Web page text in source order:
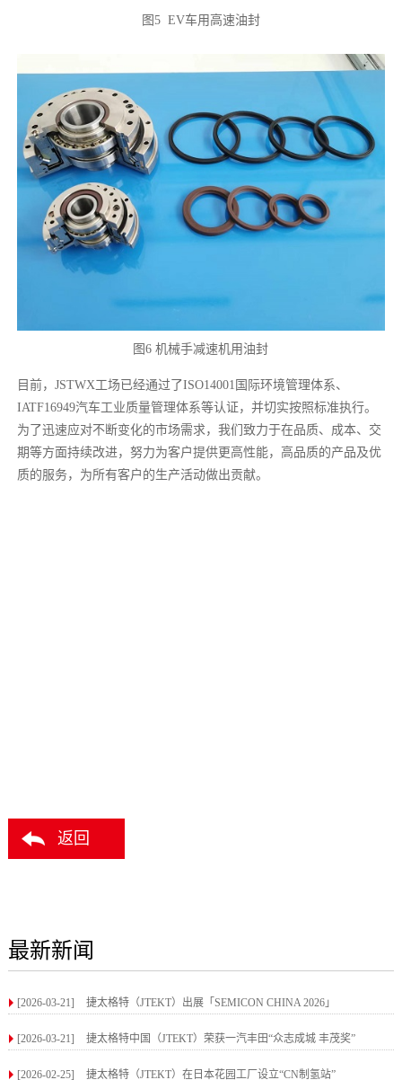
图5 EV车用高速油封
图6 机械手减速机用油封
目前，JSTWX工场已经通过了ISO14001国际环境管理体系、
IATF16949汽车工业质量管理体系等认证，并切实按照标准执行。
为了迅速应对不断变化的市场需求，我们致力于在品质、成本、交
期等方面持续改进，努力为客户提供更高性能，高品质的产品及优
质的服务，为所有客户的生产活动做出贡献。
返回
最新新闻
[2026-03-21] 捷太格特（JTEKT）出展「SEMICON CHINA 2026」
[2026-03-21] 捷太格特中国（JTEKT）荣获一汽丰田“众志成城 丰茂奖”
[2026-02-25] 捷太格特（JTEKT）在日本花园工厂设立“CN制氢站”